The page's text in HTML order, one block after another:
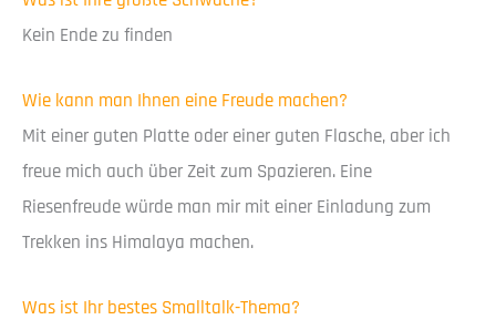
Kein Ende zu finden
Wie kann man Ihnen eine Freude machen?
Mit einer guten Platte oder einer guten Flasche, aber ich
freue mich auch über Zeit zum Spazieren. Eine
Riesenfreude würde man mir mit einer Einladung zum
Trekken ins Himalaya machen.
Was ist Ihr bestes Smalltalk-Thema?